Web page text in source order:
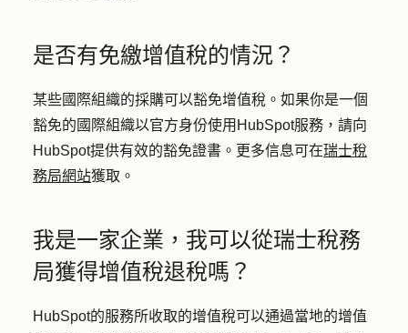
是否有免繳增值稅的情況？
某些國際組織的採購可以豁免增值稅。如果你是一個
豁免的國際組織以官方身份使用HubSpot服務，請向
HubSpot提供有效的豁免證書。更多信息可在瑞士稅
務局網站獲取。
我是一家企業，我可以從瑞士稅務
局獲得增值稅退稅嗎？
HubSpot的服務所收取的增值稅可以通過當地的增值